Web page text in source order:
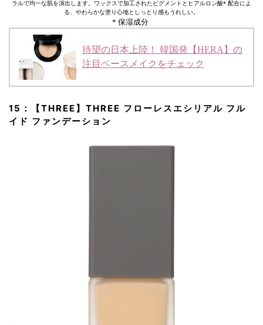
ラルで均一な肌を演出します。ワックスで加工されたピグメントとヒアルロン酸* 配合によ
る、やわらかな塗り心地としっとり感もうれしい。
* 保湿成分
待望の日本上陸！ 韓国発【HERA】の
注目ベースメイクをチェック
15：【THREE】THREE フローレスエシリアル フル
イド ファンデーション